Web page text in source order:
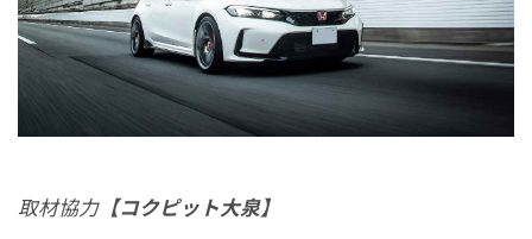
取材協力【コクピット大泉】